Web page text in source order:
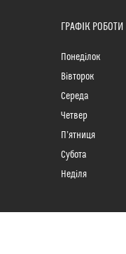
ГРАФІК РОБОТИ
Понеділок
Вівторок
Середа
Четвер
Пʼятниця
Субота
Неділя